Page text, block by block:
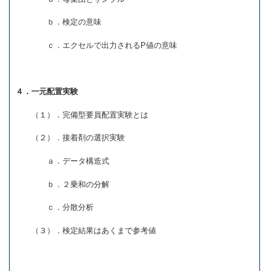
ｂ．検定の意味
ｃ．エクセルで出力されるP値の意味
４．一元配置実験
（１）．完備型要員配置実験とは
（２）．接着剤の選択実験
ａ．データ構造式
ｂ．２乗和の分解
ｃ．分散分析
（３）．検定結果はあくまで参考値